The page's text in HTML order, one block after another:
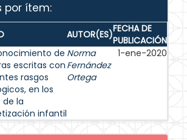
por ítem:
AUTOR(ES)FECHA DE
PUBLICACIÓN
de
escritas con
rasgos
en los
de la
infantil
Norma
Fernández
Ortega
1-ene-2020